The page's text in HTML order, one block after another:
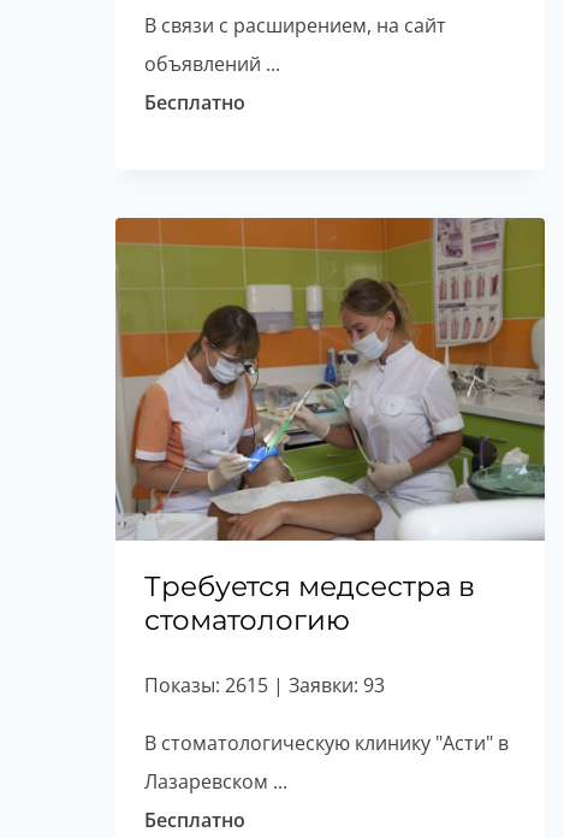
В связи с расширением, на сайт
объявлений ...
Бесплатно
Требуется медсестра в
стоматологию
Показы: 2615 | Заявки: 93
В стоматологическую клинику "Асти" в
Лазаревском ...
Бесплатно